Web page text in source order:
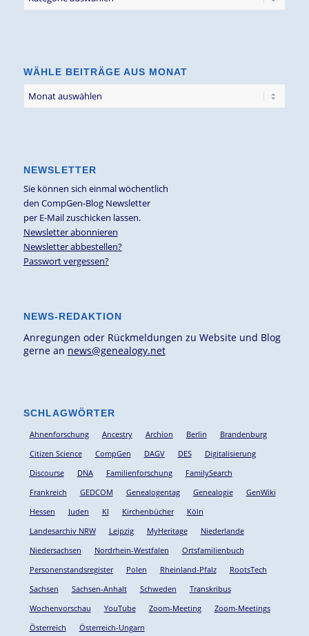
Blogbeiträge
WÄHLE BEITRÄGE AUS MONAT
NEWSLETTER
Sie können sich einmal wöchentlich
den CompGen-Blog Newsletter
per E-Mail zuschicken lassen.
Newsletter abonnieren
Newsletter abbestellen?
Passwort vergessen?
NEWS-REDAKTION
Anregungen oder Rückmeldungen zu Website und Blog
gerne an news@genealogy.net
SCHLAGWÖRTER
Ahnenforschung Ancestry Archion Berlin
Brandenburg
Citizen Science
CompGen DAGV DES
Digitalisierung
Discourse
DNA Familienforschung
FamilySearch
Frankreich
GEDCOM Genealogentag Genealogie
GenWiki
Hessen
Juden KI Kirchenbücher
Köln
Landesarchiv NRW
Leipzig MyHeritage
Niederlande
Niedersachsen
Nordrhein-Westfalen
Ortsfamilienbuch
Personenstandsregister
Polen Rheinland-Pfalz
RootsTech
Sachsen
Sachsen-Anhalt Schweden
Transkribus
Wochenvorschau
YouTube Zoom-Meeting
Zoom-Meetings
Österreich
Österreich-Ungarn